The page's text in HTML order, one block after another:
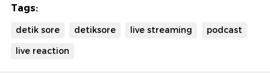
Tags:
detik sore detiksore live streaming
podcast
live reaction